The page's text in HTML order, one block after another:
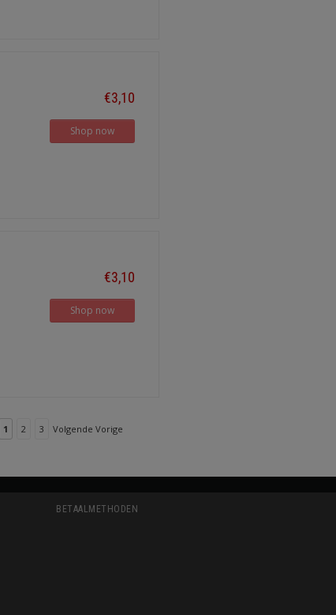
€3,10
Shop now
€3,10
Shop now
1 2 3 Volgende Vorige
BETAALMETHODEN